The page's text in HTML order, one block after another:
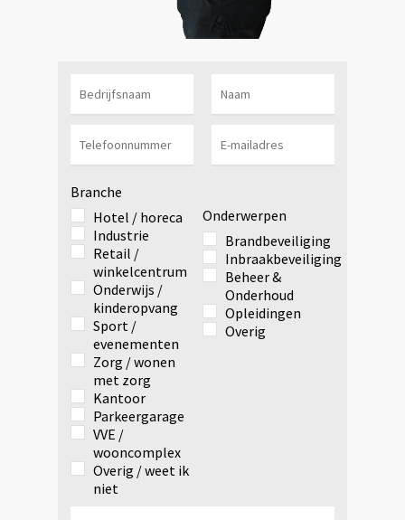
Branche
Hotel / horeca
Industrie
Retail /
winkelcentrum
Onderwijs /
kinderopvang
Sport /
evenementen
Zorg / wonen
met zorg
Kantoor
Parkeergarage
VVE /
wooncomplex
Overig / weet ik
niet
Onderwerpen
Brandbeveiliging
Inbraakbeveiliging
Beheer &
Onderhoud
Opleidingen
Overig